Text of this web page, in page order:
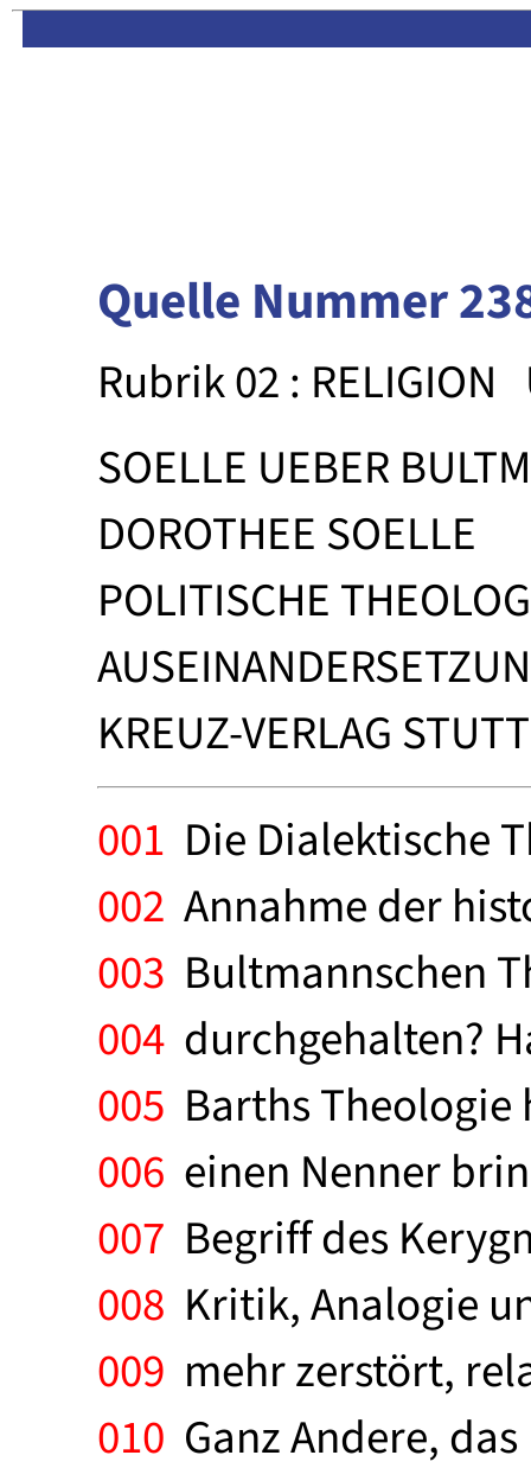
Quelle Nummer
Rubrik 02 : RELIGION
SOELLE UEBER
DOROTHEE SOELLE
POLITISCHE
KREUZ-VERLAG
001 Die Dialektische
002 Annahme der
003 Bultmannschen
004 durchgehalten?
005 Barths Theologie
006 einen Nenner
007 Begriff des
008 Kritik, Analogie
009 mehr zerstört,
010 Ganz Andere,